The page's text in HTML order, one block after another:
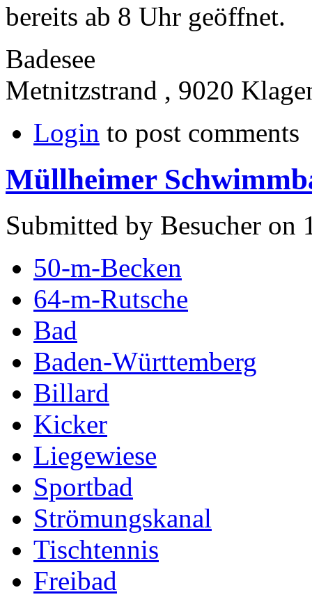
bereits ab 8 Uhr geöffnet.
Badesee
Metnitzstrand , 9020
Login to post comments
Müllheimer
Submitted by Besucher on
50-m-Becken
64-m-Rutsche
Bad
Baden-Württemberg
Billard
Kicker
Liegewiese
Sportbad
Strömungskanal
Tischtennis
Freibad